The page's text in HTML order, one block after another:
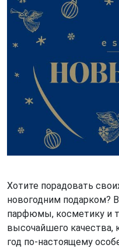
Хотите порадовать
новогодним подарком?
парфюмы, косметику и
высочайшего
год по-настоящему